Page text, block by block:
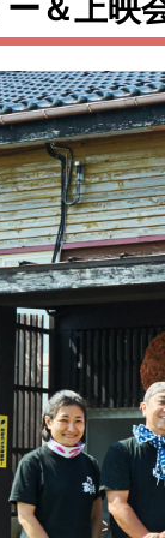
ー＆上映